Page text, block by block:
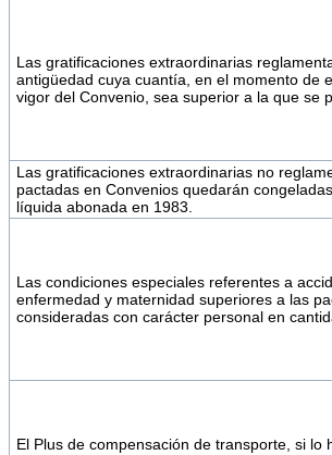
Las gratificaciones extraordinarias
antigüedad cuya cuantía, en el momento de
vigor del Convenio, sea superior a la que se
Las gratificaciones extraordinarias no
pactadas en Convenios quedarán
líquida abonada en 1983.
Las condiciones especiales referentes a
enfermedad y maternidad superiores a las
consideradas con carácter personal en
El Plus de compensación de transporte, si lo